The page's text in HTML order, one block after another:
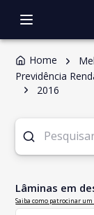
Home
Previdência
2016
Lâminas em
Saiba como patrocinar